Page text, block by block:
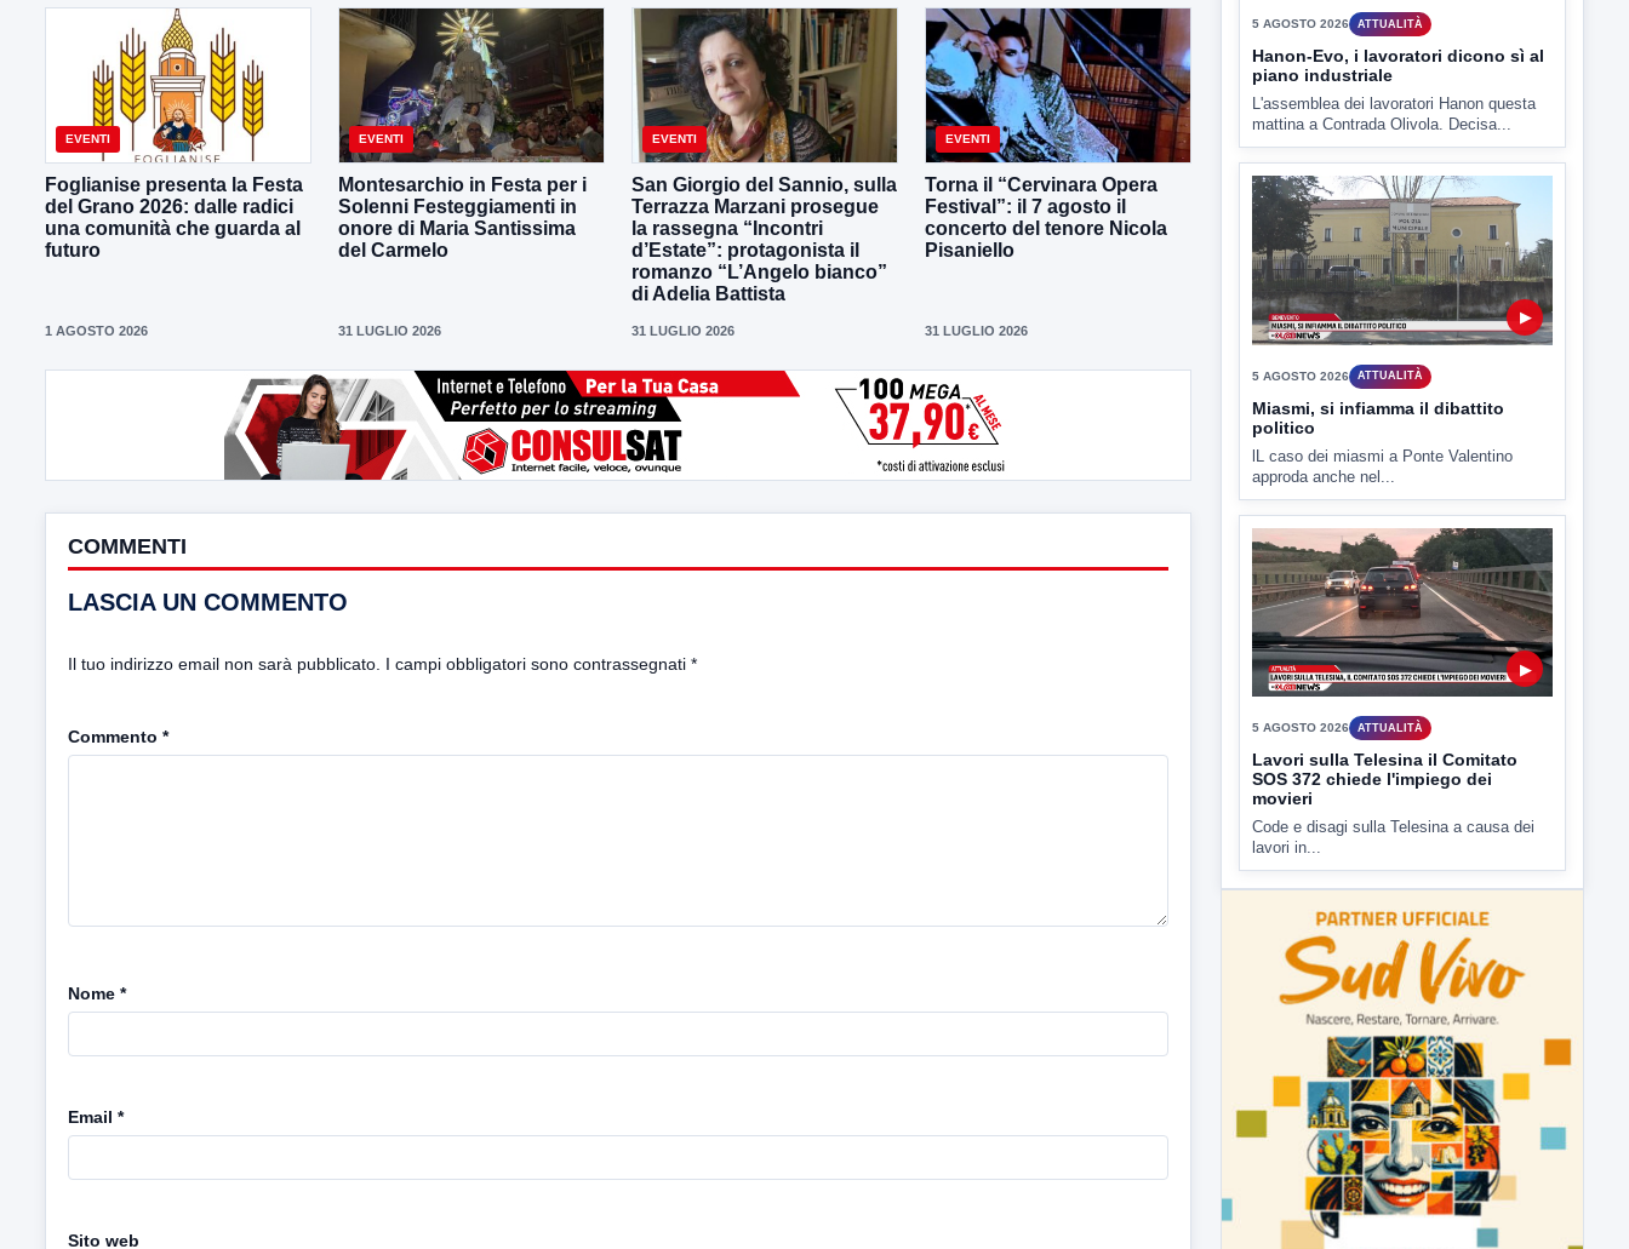
EVENTI
Foglianise presenta la Festa
del Grano 2026: dalle radici
una comunità che guarda al
futuro
1 AGOSTO 2026
EVENTI
Montesarchio in Festa per i
Solenni Festeggiamenti in
onore di Maria Santissima
del Carmelo
31 LUGLIO 2026
EVENTI
San Giorgio del Sannio, sulla
Terrazza Marzani prosegue
la rassegna “Incontri
d’Estate”: protagonista il
romanzo “L’Angelo bianco”
di Adelia Battista
31 LUGLIO 2026
EVENTI
Torna il “Cervinara Opera
Festival”: il 7 agosto il
concerto del tenore Nicola
Pisaniello
31 LUGLIO 2026
COMMENTI
LASCIA UN COMMENTO
Il tuo indirizzo email non sarà pubblicato. I campi obbligatori sono contrassegnati *
Commento *
Nome *
Email *
Sito web
Hanon-Evo, i lavoratori dicono sì al
piano industriale
L'assemblea dei lavoratori Hanon questa
mattina a Contrada Olivola. Decisa...
▶
Miasmi, si infiamma il dibattito
politico
lL caso dei miasmi a Ponte Valentino
approda anche nel...
▶
Lavori sulla Telesina il Comitato
SOS 372 chiede l'impiego dei
movieri
Code e disagi sulla Telesina a causa dei
lavori in...